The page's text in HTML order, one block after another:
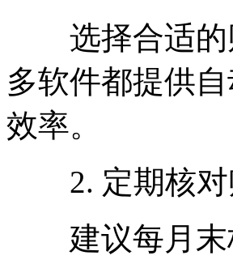
选择合适的
多软件都提供
效率。
2. 定期核对
建议每月末